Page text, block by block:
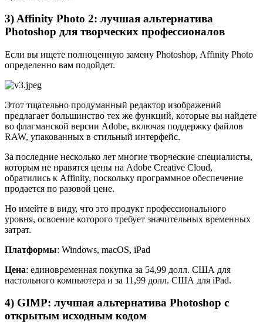
3) Affinity Photo 2: лучшая альтернатива
Photoshop для творческих профессионалов
Если вы ищете полноценную замену Photoshop, Affinity Photo
определенно вам подойдет.
Этот тщательно продуманный редактор изображений
предлагает большинство тех же функций, которые вы найдете
во флагманской версии Adobe, включая поддержку файлов
RAW, упакованных в стильный интерфейс.
За последние несколько лет многие творческие специалисты,
которым не нравятся цены на Adobe Creative Cloud,
обратились к Affinity, поскольку программное обеспечение
продается по разовой цене.
Но имейте в виду, что это продукт профессионального
уровня, освоение которого требует значительных временных
затрат.
Платформы: Windows, macOS, iPad
Цена: единовременная покупка за 54,99 долл. США для
настольного компьютера и за 11,99 долл. США для iPad.
4) GIMP: лучшая альтернатива Photoshop с
открытым исходным кодом